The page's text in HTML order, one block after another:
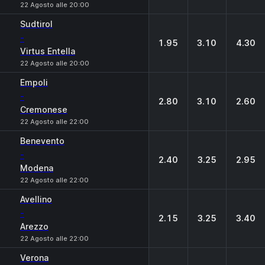
22 Agosto alle 20:00
Sudtirol
-
Virtus Entella
22 Agosto alle 20:00
1.95 3.10 4.30
Empoli
-
Cremonese
22 Agosto alle 22:00
2.80 3.10 2.60
Benevento
-
Modena
22 Agosto alle 22:00
2.40 3.25 2.95
Avellino
-
Arezzo
22 Agosto alle 22:00
2.15 3.25 3.40
Verona